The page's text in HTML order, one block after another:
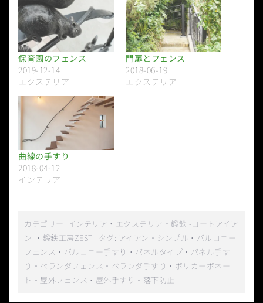
保育園のフェンス
2019-12-14
エクステリア
門扉とフェンス
2018-06-19
エクステリア
曲線の手すり
2018-04-12
インテリア
カテゴリー: インテリア ・ エクステリア ・ 鍛鉄 -ロートアイア
ン- ・ 鍛鉄工房ZEST タグ: アイアン ・ シンプル ・ バルコニー
フェンス ・ バルコニー手すり ・ パネルタイプ ・ パネル手す
り ・ ベランダフェンス ・ ベランダ手すり ・ ポリカーボネー
ト ・ 屋外フェンス ・ 屋外手すり ・ 落下防止